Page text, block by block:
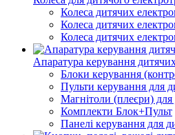
Колеса дитячих
Колеса дитячих
Колеса дитячих
Апаратура керування
Блоки керування
Пульти керування для
Магнітоли (плеєри) для
Комплекти Блок+Пульт
Панелі керування для